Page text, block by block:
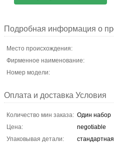
Подробная информация о
Место происхождения:
Фирменное наименование:
Номер модели:
Оплата и доставка Условия
Количество мин заказа: Один набор
Цена:
negotiable
Упаковывая детали: